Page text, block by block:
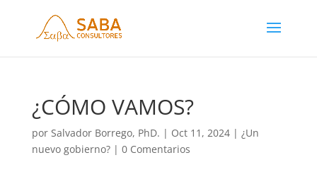
¿CÓMO VAMOS?
por Salvador Borrego, PhD. | Oct 11, 2024| ¿Un
nuevo gobierno?| 0 Comentarios